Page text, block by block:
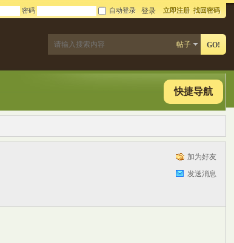
密码 自动登录 登录 立即注册 找回密码
帖子 GO!
快捷导航
加为好友
发送消息